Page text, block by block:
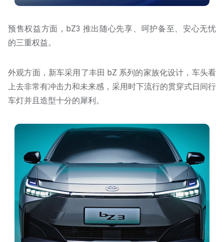
预售权益方面，bZ3 推出随心先享、呵护备至、安心无忧
的三重权益。
外观方面，新车采用了丰田 bZ 系列的家族化设计，车头看
上去非常有冲击力和未来感，采用时下流行的贯穿式日间行
车灯并且造型十分的犀利。